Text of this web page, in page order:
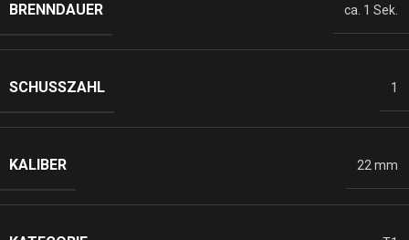
BRENNDAUER ca. 1 Sek.
SCHUSSZAHL 1
KALIBER 22 mm